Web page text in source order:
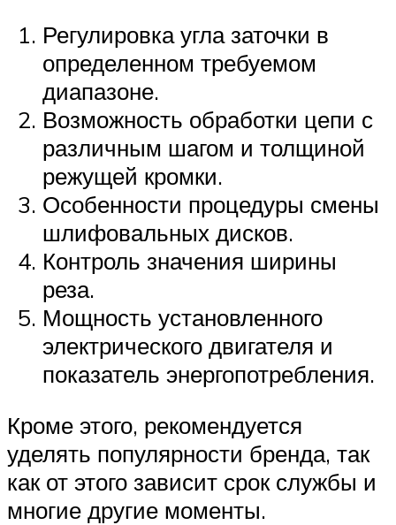
Регулировка угла заточки в
определенном требуемом
диапазоне.
Возможность обработки цепи с
различным шагом и толщиной
режущей кромки.
Особенности процедуры смены
шлифовальных дисков.
Контроль значения ширины
реза.
Мощность установленного
электрического двигателя и
показатель энергопотребления.
Кроме этого, рекомендуется
уделять популярности бренда, так
как от этого зависит срок службы и
многие другие моменты.